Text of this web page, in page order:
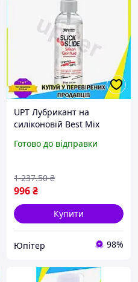
UPT Лубрикант на
силіконовій Best Mix
мастило для інтимної
B
Готово до відправки
996₴
1 237.50 ₴
Купити
Юпітер 98%